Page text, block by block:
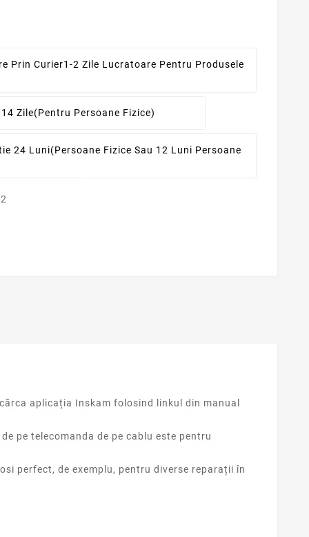
Prin Curier1-2 Zile Lucratoare Pentru Produsele
Zile(pentru Persoane Fizice)
24 Luni(persoane Fizice Sau 12 Luni Persoane
aplicația Inskam folosind linkul din manual
pe telecomanda de pe cablu este pentru
perfect, de exemplu, pentru diverse reparații în